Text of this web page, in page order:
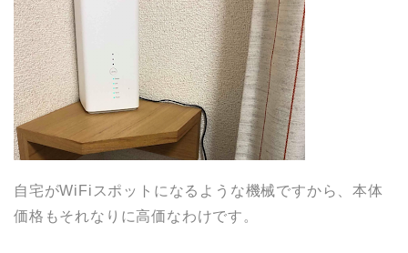
自宅がWiFiスポットになるような機械ですから、本体
価格もそれなりに高価なわけです。